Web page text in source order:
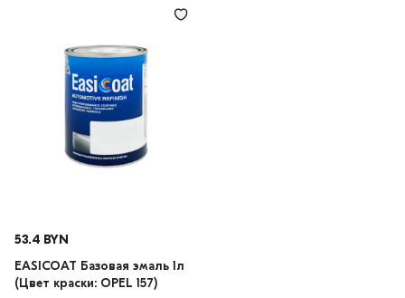
53.4 BYN
EASICOAT Базовая эмаль 1л
(Цвет краски: OPEL 157)